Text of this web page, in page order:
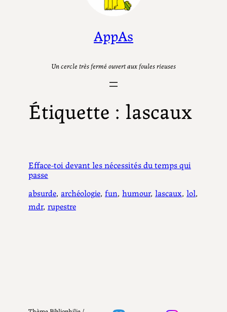
AppAs
Un cercle très fermé ouvert aux foules rieuses
Étiquette : lascaux
Efface-toi devant les nécessités du temps qui
passe
absurde, archéologie, fun, humour, lascaux, lol
mdr, rupestre